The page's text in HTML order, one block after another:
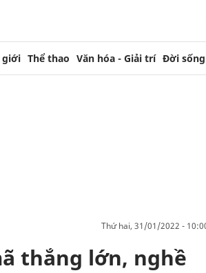
giới Thể thao Văn hóa - Giải trí Đời sống
thứ hai, 31/01/2022 -
thắng lớn, nghề